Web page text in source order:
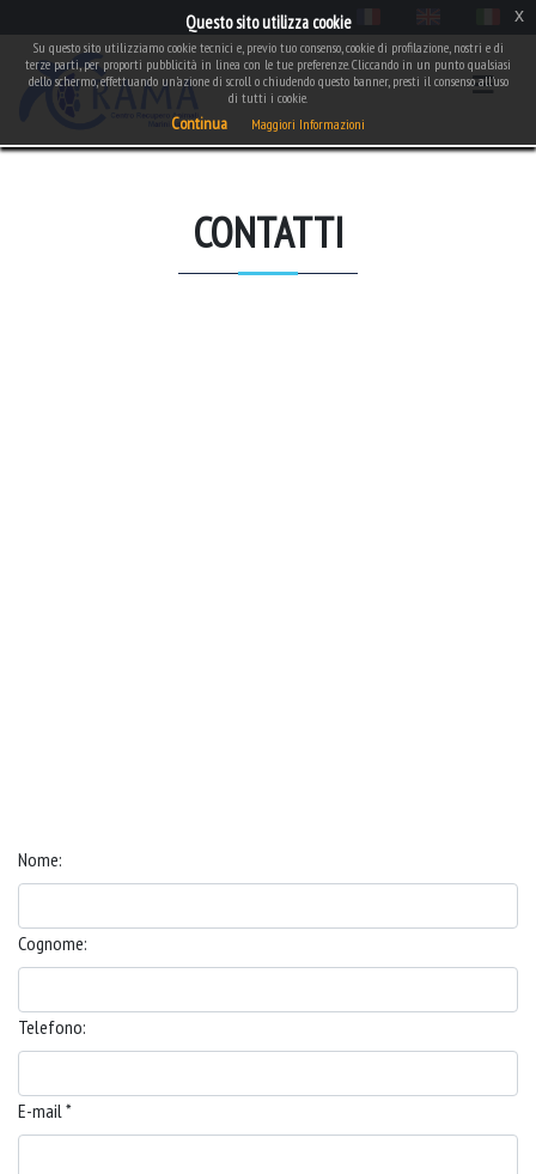
CONTATTI
Nome:
Cognome:
Telefono:
E-mail *
Questo sito utilizza cookie
Su questo sito utilizziamo cookie tecnici e, previo tuo consenso, cookie di profilazione, nostri e di
terze parti, per proporti pubblicità in linea con le tue preferenze. Cliccando in un punto qualsiasi
dello schermo, effettuando un'azione di scroll o chiudendo questo banner, presti il consenso all'uso
di tutti i cookie.
Continua Maggiori Informazioni
x